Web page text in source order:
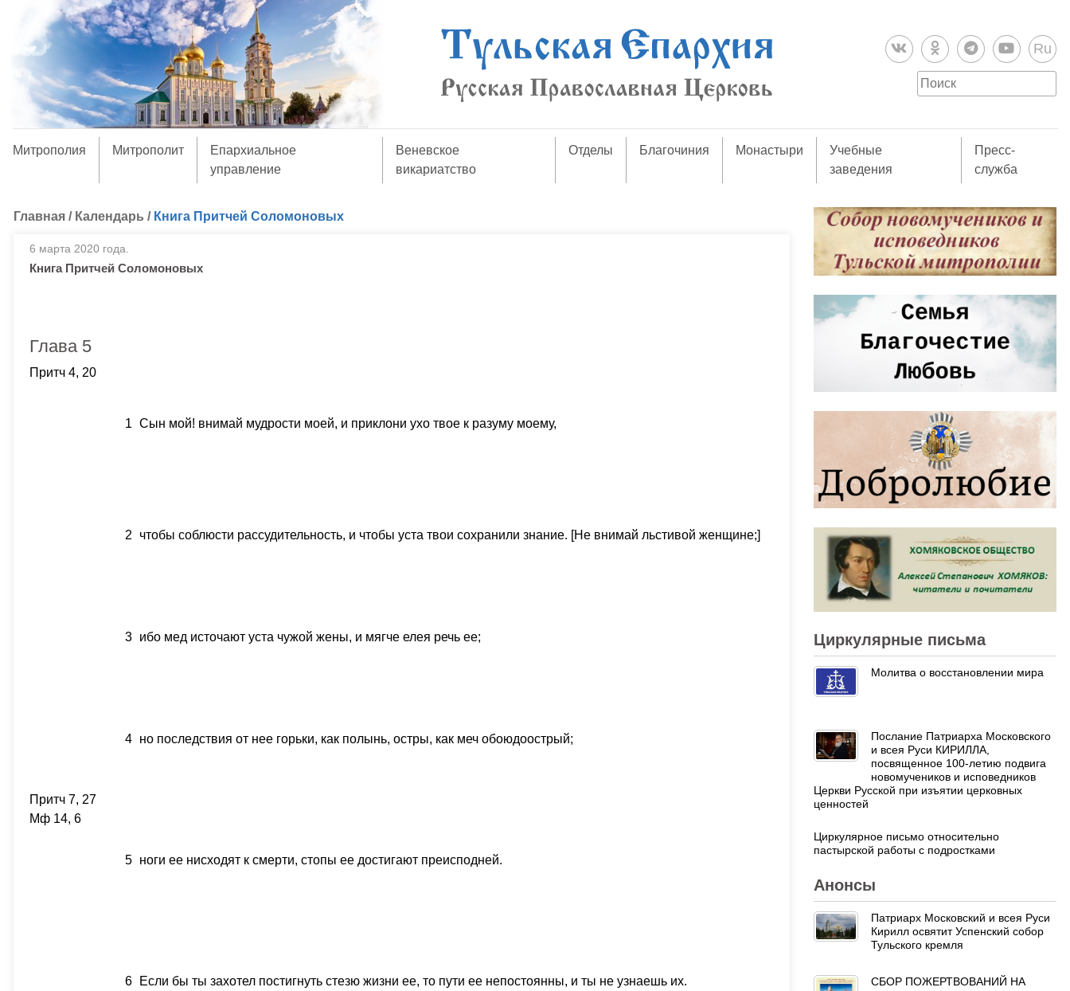
Ru
Митрополия Митрополит
Епархиальное
управление
Веневское
викариатство
Отделы Благочиния Монастыри
Учебные
заведения
Пресс-
служба
Главная / Календарь / Книга Притчей Соломоновых
6 марта 2020 года.
Книга Притчей Соломоновых
Глава 5
Притч 4, 20
1 Сын мой! внимай мудрости моей, и приклони ухо твое к разуму моему,
2 чтобы соблюсти рассудительность, и чтобы уста твои сохранили знание. [Не внимай льстивой женщине;]
3 ибо мед источают уста чужой жены, и мягче елея речь ее;
4 но последствия от нее горьки, как полынь, остры, как меч обоюдоострый;
Притч 7, 27
Мф 14, 6
5 ноги ее нисходят к смерти, стопы ее достигают преисподней.
6 Если бы ты захотел постигнуть стезю жизни ее, то пути ее непостоянны, и ты не узнаешь их.
Циркулярные письма
Молитва о восстановлении мира
Послание Патриарха Московского
и всея Руси КИРИЛЛА,
посвященное 100-летию подвига
новомучеников и исповедников
Церкви Русской при изъятии церковных
ценностей
Циркулярное письмо относительно
пастырской работы с подростками
Анонсы
Патриарх Московский и всея Руси
Кирилл освятит Успенский собор
Тульского кремля
СБОР ПОЖЕРТВОВАНИЙ НА